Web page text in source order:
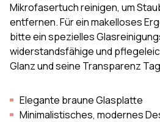
Mikrofasertuch reinigen, um
entfernen. Für ein makelloses
bitte ein spezielles
widerstandsfähige und
Glanz und seine Transparenz
Elegante braune Glasplatte
Minimalistisches, modernes